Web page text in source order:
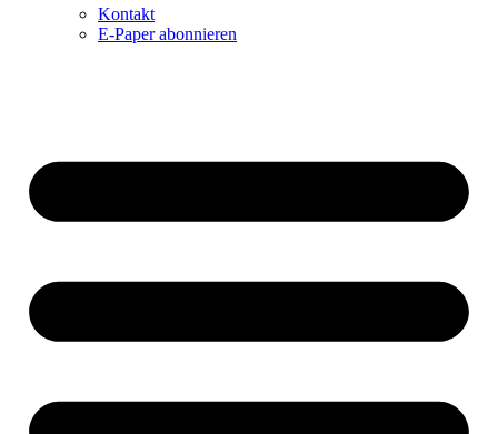
Kontakt
E-Paper abonnieren